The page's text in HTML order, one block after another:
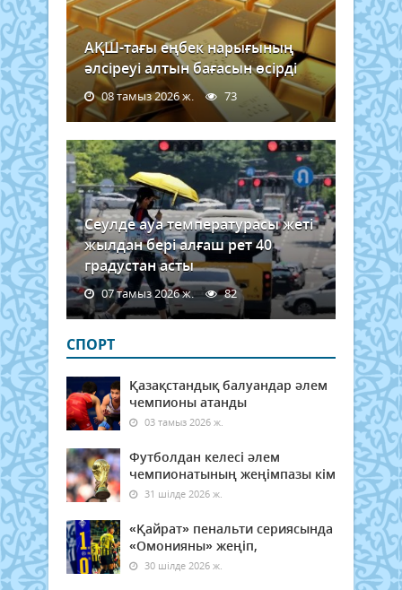
АҚШ-тағы еңбек нарығының
әлсіреуі алтын бағасын өсірді
08 тамыз 2026 ж. 73
Сеулде ауа температурасы жеті
жылдан бері алғаш рет 40
градустан асты
07 тамыз 2026 ж. 82
СПОРТ
Қазақстандық балуандар әлем
чемпионы атанды
03 тамыз 2026 ж.
Футболдан келесі әлем
чемпионатының жеңімпазы кім
31 шілде 2026 ж.
«Қайрат» пенальти сериясында
«Омонияны» жеңіп,
30 шілде 2026 ж.